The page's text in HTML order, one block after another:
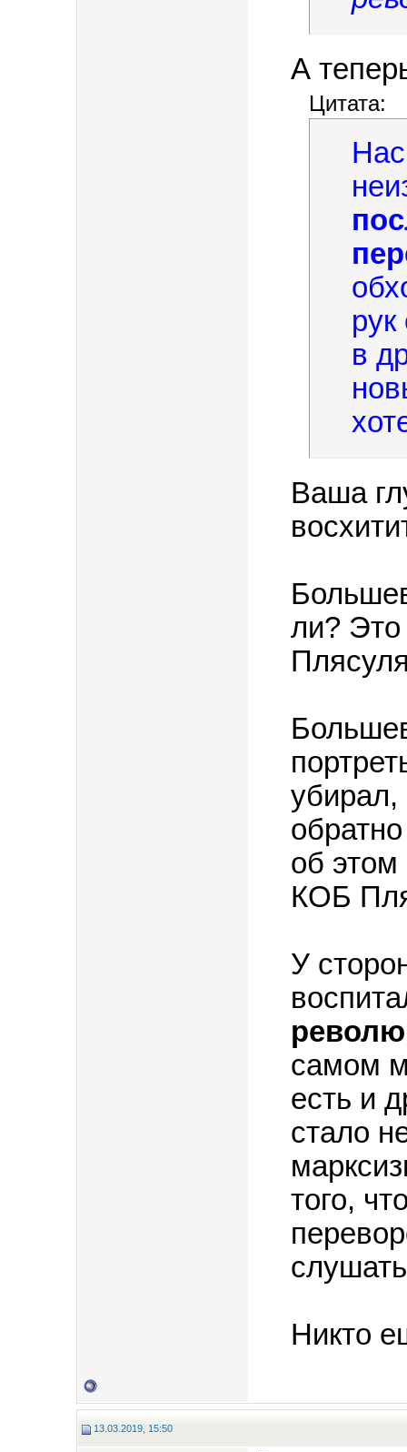
А
Цитата:
в
Ваша
ли?
убирал,
об этом
КОБ
У
самом
есть и
стало
того,
Никто
13.03.2019, 15:50